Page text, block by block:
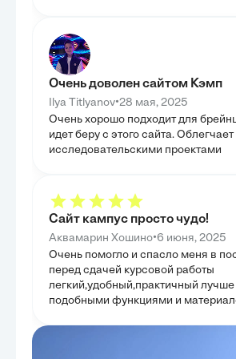
газов, что является ключевым для поддержания
оптимального режима. Было изучено влияние
морских условий и переменных нагрузок на
эффективность систем контроля, подчеркивая
важность адаптивности. Анализ показал, как
внешние факторы могут существенно изменять
тепловые режимы и требовать корректировки
стратегий регулирования. Таким образом, глава
предоставила комплексный обзор инструментов и
подходов к управлению тепловыми процессами в
Очень доволен сайтом Кэмп
Ilya Titlyanov•28 мая, 2025
Очень хорошо подходит для
идет беру с этого сайта. Облегчает
исследовательскими проектами
Сайт кампус просто чудо!
Аквамарин Хошино•6 июня, 2025
Очень помогло и спасло меня в
перед сдачей курсовой работы
легкий,удобный,практичный лучше
подобными функциями и